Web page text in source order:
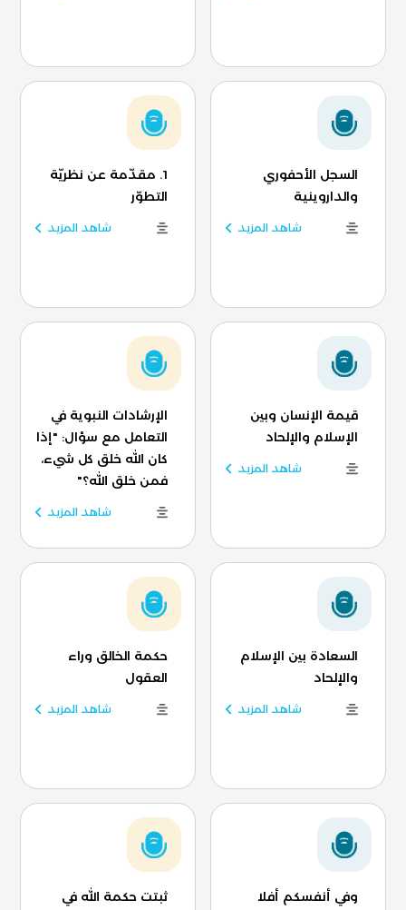
السجل الأحفوري
والداروينية
شاهد المزيد
1. مقدّمة عن نظريّة
التطوّر
شاهد المزيد
قيمة الإنسان وبين
الإسلام والإلحاد
شاهد المزيد
الإرشادات النبوية في
التعامل مع سؤال: "إذا
كان الله خلق كل شيء،
فمن خلق الله؟"
شاهد المزيد
السعادة بين الإسلام
والإلحاد
شاهد المزيد
حكمة الخالق وراء
العقول
شاهد المزيد
وفي أنفسكم أفلا
ثبتت حكمة الله في